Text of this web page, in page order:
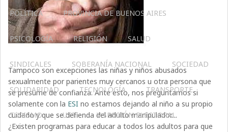
POLÍTICA PROVINCIA DE BUENOS AIRES
PSICOLOGÍA RELIGIÓN SALUD
SINDICALES SOBERANÍA NACIONAL SOCIEDAD
SOLIDARIDAD TECNOLOGÍA TRANSPORTE
TURISMO UTT V SECCIÓN ELECTORAL
Tampoco son excepciones las niñas y niños abusados
sexualmente por parientes muy cercanos u otra persona que
se presume de confianza. Ante esto, nos preguntamos si
solamente con la ESI no estamos dejando al niño a su propio
cuidado y que se defienda del adulto manipulador…
¿Existen programas para educar a todos los adultos para que